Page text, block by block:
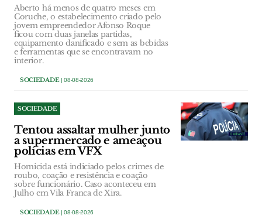
Aberto há menos de quatro meses em
Coruche, o estabelecimento criado pelo
jovem empreendedor Afonso Roque
ficou com duas janelas partidas,
equipamento danificado e sem as bebidas
e ferramentas que se encontravam no
interior.
SOCIEDADE| 08-08-2026
SOCIEDADE
Tentou assaltar mulher junto
a supermercado e ameaçou
polícias em VFX
Homicida está indiciado pelos crimes de
roubo, coação e resistência e coação
sobre funcionário. Caso aconteceu em
Julho em Vila Franca de Xira.
SOCIEDADE| 08-08-2026